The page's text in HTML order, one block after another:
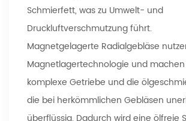
Schmierfett, was zu Umwelt- und
Druckluftverschmutzung führt.
Magnetgelagerte Radialgebläse
Magnetlagertechnologie und
komplexe Getriebe und die
die bei herkömmlichen Gebläsen